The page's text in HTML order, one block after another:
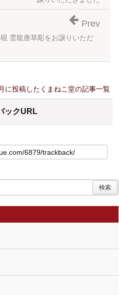
雲龍唐草彫をお譲りいただ
Prev
に投稿したくまねこ堂の記事一覧
ックURL